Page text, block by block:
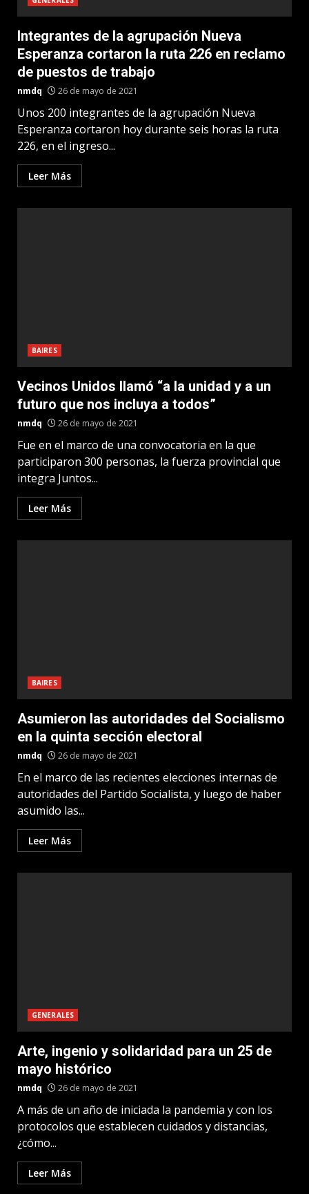
Integrantes de la agrupación Nueva
Esperanza cortaron la ruta 226 en reclamo
de puestos de trabajo
nmdq 26 de mayo de 2021
Unos 200 integrantes de la agrupación Nueva
Esperanza cortaron hoy durante seis horas la ruta
226, en el ingreso...
Leer Más
BAIRES
Vecinos Unidos llamó “a la unidad y a un
futuro que nos incluya a todos”
nmdq 26 de mayo de 2021
Fue en el marco de una convocatoria en la que
participaron 300 personas, la fuerza provincial que
integra Juntos...
Leer Más
BAIRES
Asumieron las autoridades del Socialismo
en la quinta sección electoral
nmdq 26 de mayo de 2021
En el marco de las recientes elecciones internas de
autoridades del Partido Socialista, y luego de haber
asumido las...
Leer Más
GENERALES
Arte, ingenio y solidaridad para un 25 de
mayo histórico
nmdq 26 de mayo de 2021
A más de un año de iniciada la pandemia y con los
protocolos que establecen cuidados y distancias,
¿cómo...
Leer Más